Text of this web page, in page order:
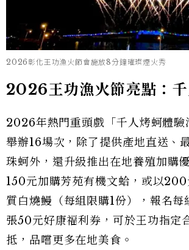
2026彰化王功漁火節會施放8分鐘璀璨煙火秀
2026王功漁火節亮點：
2026年熱門重頭戲「千人烤蚵體驗
舉辦16場次，除了提供產地直送、
珠蚵外，還升級推出在地養殖加購
150元加購芳苑有機文蛤，或以
質白燒鰻（每組限購1份），報名每
張50元好康福利券，可於王功指定
抵，品嚐更多在地美食。